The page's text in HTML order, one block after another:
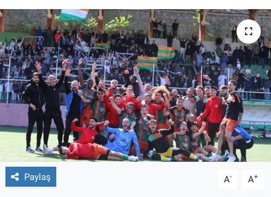
Paylaş A- A+
Kültür & Sanat
Bilim-Teknoloji
Köşe Yazıları
Röportaj
Video Galeri
Tüm Manşetler
Son Dakika Haberleri
Haber Arşivi